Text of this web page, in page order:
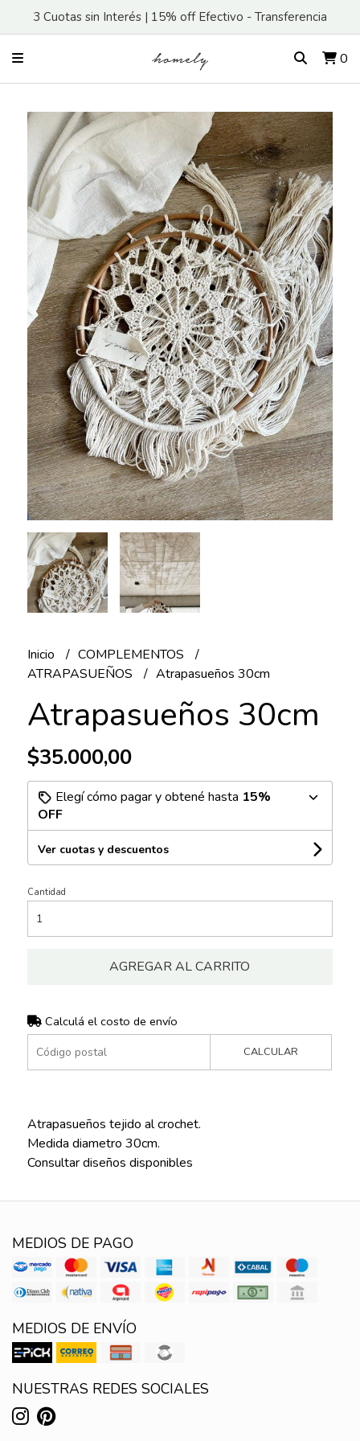
3 Cuotas sin Interés | 15% off Efectivo - Transferencia
0
Inicio
COMPLEMENTOS
ATRAPASUEÑOS
Atrapasueños 30cm
Atrapasueños 30cm
$35.000,00
Elegí cómo pagar y obtené hasta 15%
OFF
Ver cuotas y descuentos
Cantidad
AGREGAR AL CARRITO
Calculá el costo de envío
CALCULAR
Atrapasueños tejido al crochet.
Medida diametro 30cm.
Consultar diseños disponibles
MEDIOS DE PAGO
MEDIOS DE ENVÍO
NUESTRAS REDES SOCIALES